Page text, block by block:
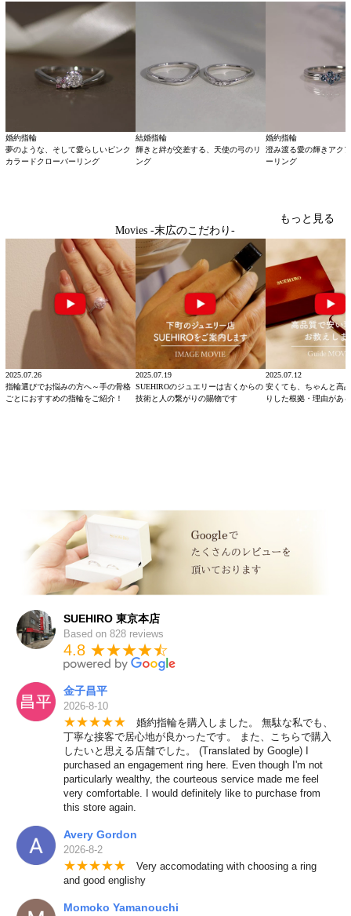
婚約指輪
夢のような、そして愛らしいピンク
カラードクローバーリング
結婚指輪
輝きと絆が交差する、天使の弓のリ
ング
婚約指輪
澄み渡る愛の輝きアク
ーリング
Movies -末広のこだわり-
もっと見る
2025.07.26
指輪選びでお悩みの方へ～手の骨格
ごとにおすすめの指輪をご紹介！
2025.07.19
SUEHIROのジュエリーは古くからの
技術と人の繋がりの賜物です
2025.07.12
安くても、ちゃんと高
りした根拠・理由があ
SUEHIRO 東京本店
Based on 828 reviews
4.8 ★★★★★
☆
金子昌平
2026-8-10
★★★★★ 婚約指輪を購入しました。 無駄な私でも、
丁寧な接客で居心地が良かったです。 また、こちらで購入
したいと思える店舗でした。 (Translated by Google) I
purchased an engagement ring here. Even though I'm not
particularly wealthy, the courteous service made me feel
very comfortable. I would definitely like to purchase from
this store again.
Avery Gordon
2026-8-2
★★★★★ Very accomodating with choosing a ring
and good englishy
Momoko Yamanouchi